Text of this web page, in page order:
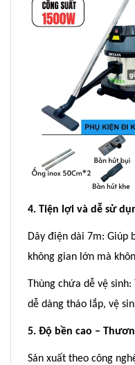
4. Tiện lợi và dễ sử
Dây điện dài 7m: Giúp
không gian lớn mà
Thùng chứa dễ vệ
dễ dàng tháo lắp, vệ
5. Độ bền cao –
Sản xuất theo công